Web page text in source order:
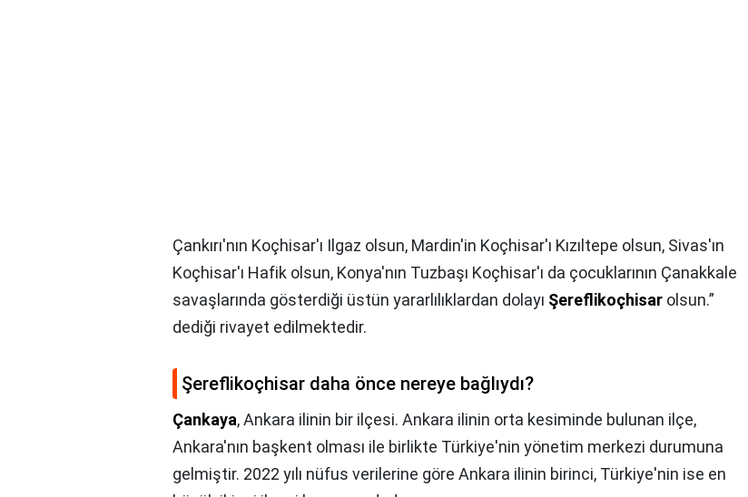
Çankırı'nın Koçhisar'ı Ilgaz olsun, Mardin'in Koçhisar'ı Kızıltepe olsun, Sivas'ın
Koçhisar'ı Hafik olsun, Konya'nın Tuzbaşı Koçhisar'ı da çocuklarının Çanakkale
savaşlarında gösterdiği üstün yararlılıklardan dolayı Şereflikoçhisar olsun.”
dediği rivayet edilmektedir.
Şereflikoçhisar daha önce nereye bağlıydı?
Çankaya, Ankara ilinin bir ilçesi. Ankara ilinin orta kesiminde bulunan ilçe,
Ankara'nın başkent olması ile birlikte Türkiye'nin yönetim merkezi durumuna
gelmiştir. 2022 yılı nüfus verilerine göre Ankara ilinin birinci, Türkiye'nin ise en